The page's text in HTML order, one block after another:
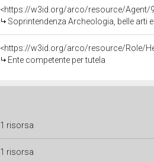
<https://w3id.org/arco/resource/Agent/
Soprintendenza Archeologia, belle arti
<https://w3id.org/arco/resource/Role/
Ente competente per tutela
1 risorsa
1 risorsa